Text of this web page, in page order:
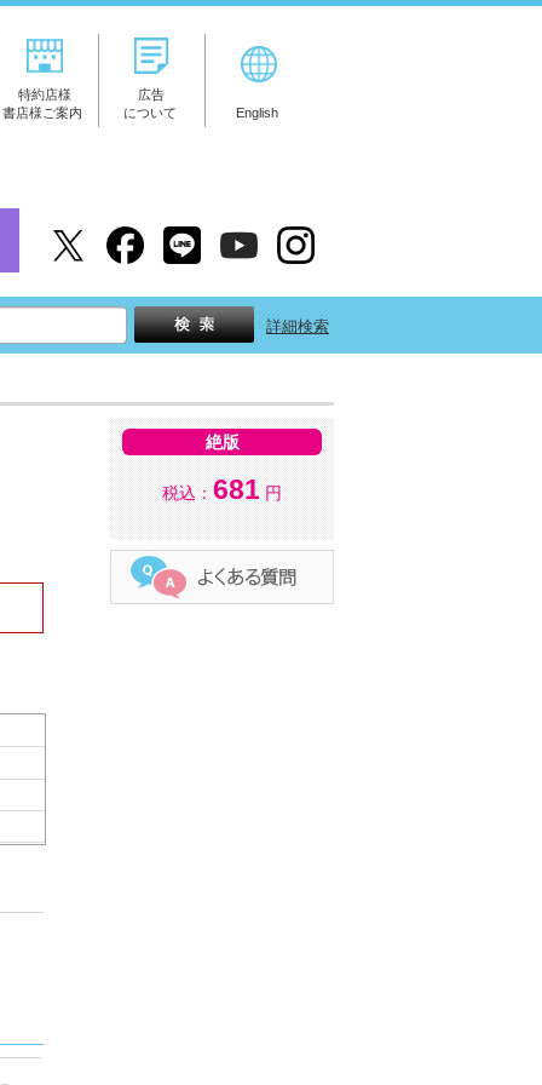
特約店様
書店様ご案内
広告
について
English
詳細検索
絶版
税込： 681 円